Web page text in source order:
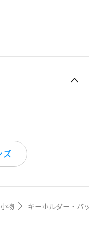
ズ
物 キーホルダー・バ